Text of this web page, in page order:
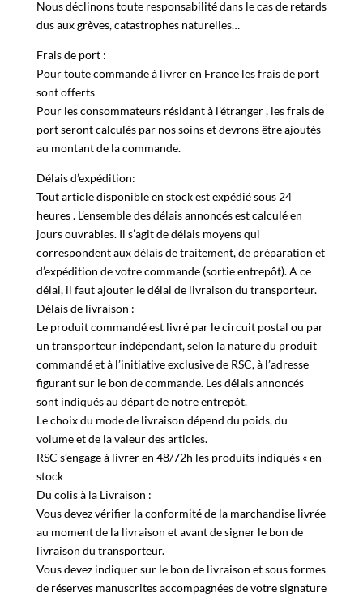
obligatoirement l’emballage d’origine.
Nous déclinons toute responsabilité dans le cas de retards
Frais de port :
Pour toute commande à livrer en France les frais de port
sont offerts
Pour les consommateurs résidant à l’étranger , les frais de
port seront calculés par nos soins et devrons être ajoutés
au montant de la commande.
Délais d’expédition:
Tout article disponible en stock est expédié sous 24
heures . L’ensemble des délais annoncés est calculé en
jours ouvrables. Il s’agit de délais moyens qui
correspondent aux délais de traitement, de préparation et
d’expédition de votre commande (sortie entrepôt). A ce
délai, il faut ajouter le délai de livraison du transporteur.
Délais de livraison :
Le produit commandé est livré par le circuit postal ou par
un transporteur indépendant, selon la nature du produit
commandé et à l’initiative exclusive de RSC, à l’adresse
figurant sur le bon de commande. Les délais annoncés
sont indiqués au départ de notre entrepôt.
Le choix du mode de livraison dépend du poids, du
volume et de la valeur des articles.
RSC s’engage à livrer en 48/72h les produits indiqués « en
stock
Du colis à la Livraison :
Vous devez vérifier la conformité de la marchandise livrée
au moment de la livraison et avant de signer le bon de
livraison du transporteur.
Vous devez indiquer sur le bon de livraison et sous formes